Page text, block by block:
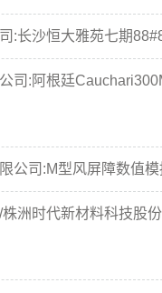
:长沙恒大雅苑七期
司:阿根廷
公司:M型风屏障数值
洲时代新材料科技股